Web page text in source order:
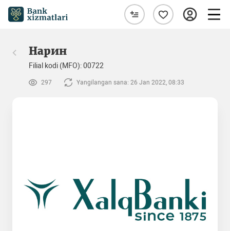
Нарин
Filial kodi (MFO): 00722
297 Yangilangan sana: 26 Jan 2022, 08:33